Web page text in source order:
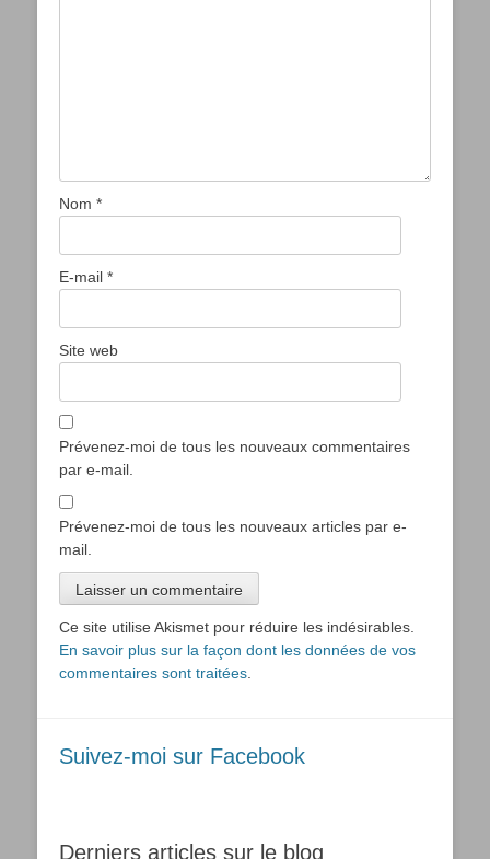
Nom *
E-mail *
Site web
Prévenez-moi de tous les nouveaux commentaires
par e-mail.
Prévenez-moi de tous les nouveaux articles par e-
mail.
Ce site utilise Akismet pour réduire les indésirables.
En savoir plus sur la façon dont les données de vos
commentaires sont traitées
Suivez-moi sur Facebook
Derniers articles sur le blog